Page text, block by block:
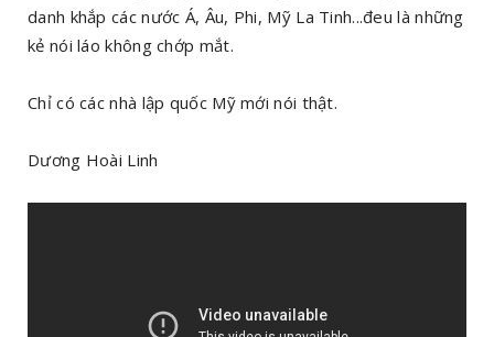
danh khắp các nước Á, Âu, Phi, Mỹ La Tinh...đeu là những
kẻ nói láo không chớp mắt.
Chỉ có các nhà lập quốc Mỹ mới nói thật.
Dương Hoài Linh